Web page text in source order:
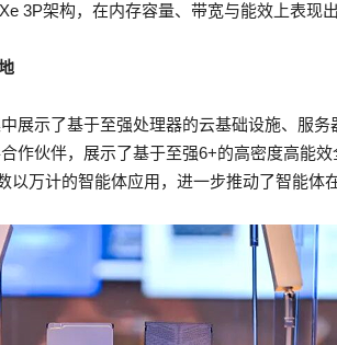
3P架构，在内存容量、带宽与能效上表现出
展示了基于至强处理器的云基础设施、服务
作伙伴，展示了基于至强6+的高密度高能
以万计的智能体应用，进一步推动了智能体